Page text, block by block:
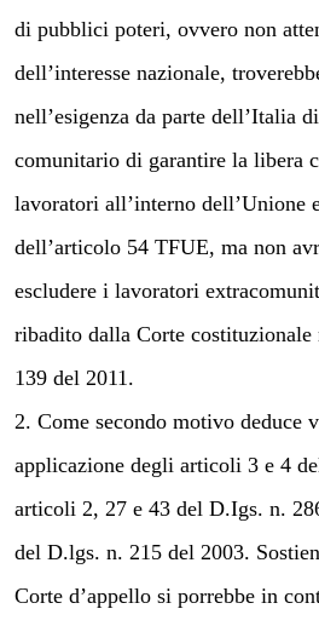
di pubblici poteri, ovvero non
dell’interesse nazionale,
nell’esigenza da parte dell’Italia
comunitario di garantire la libera
lavoratori all’interno dell’Unione
dell’articolo 54 TFUE, ma non
escludere i lavoratori
ribadito dalla Corte costituzionale
139 del 2011.
2. Come secondo motivo deduce
applicazione degli articoli 3 e 4
articoli 2, 27 e 43 del D.Igs. n.
del D.lgs. n. 215 del 2003.
Corte d’appello si porrebbe in